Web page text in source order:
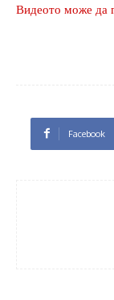
Видеото може да
Facebook